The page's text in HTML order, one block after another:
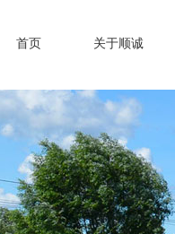
首页 关于顺诚